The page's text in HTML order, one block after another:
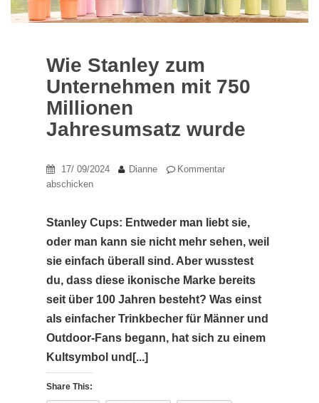
Wie Stanley zum
Unternehmen mit 750
Millionen
Jahresumsatz wurde
17/ 09/2024 Dianne
Kommentar
abschicken
Stanley Cups: Entweder man liebt sie,
oder man kann sie nicht mehr sehen, weil
sie einfach überall sind. Aber wusstest
du, dass diese ikonische Marke bereits
seit über 100 Jahren besteht? Was einst
als einfacher Trinkbecher für Männer und
Outdoor-Fans begann, hat sich zu einem
Kultsymbol und[...]
Share This: